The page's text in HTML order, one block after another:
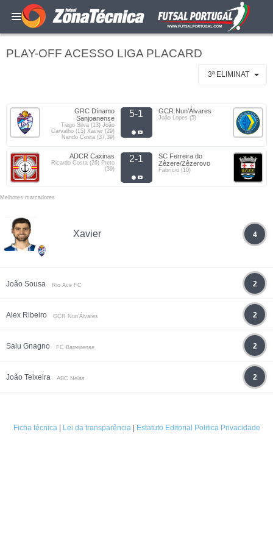
PLAY-OFF ACESSO LIGA PLACARD
3ª ELIMINAT
GRC Dínamo
Sanjoanense
Tiago Silva (13) João
Carvalho (15) Xavier (29)
Nando Costa (37,39)
5-1 GCR Nun’Álvares
João Lopes (5)
ADCR Caxinas
Ricardo Costa (26) Preto
(39)
2-1
SC Ferreira do
Zêzere/Zêzerovo
Fabrício (10)
Melhores marcadores
Xavier 4
João Sousa Rio Ave FC 2
Alex Ribeiro GCR Nun’Álvares 2
Salu Gnagno FC Barreirense 2
João Teixeira ABC Nelas 2
Ficha técnica| Lei da transparência| Estatuto Editorial Politica Privacidade